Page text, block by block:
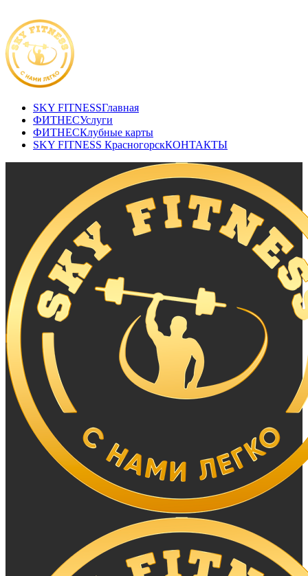
SKY FITNESSГлавная
ФИТНЕСУслуги
ФИТНЕСКлубные карты
SKY FITNESS КрасногорскКОНТАКТЫ